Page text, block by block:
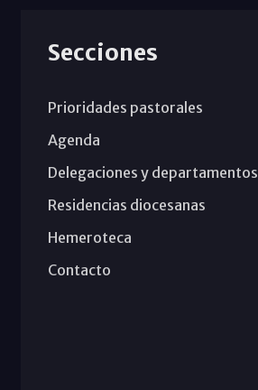
Secciones
Prioridades pastorales
Agenda
Delegaciones y departamentos
Residencias diocesanas
Hemeroteca
Contacto